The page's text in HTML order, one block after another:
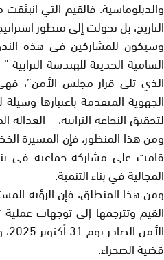
والدبلوماسية. فالقيم التي
التاريخ، بل تحولت إلى منظور
وسيكون للمشاركين في هذه
السامية الحديثة للهندسة
الذي تلى قرار مجلس الأمن”،
الجهوية المتقدمة باعتبارها وسيلة
لتحقيق النجاعة الترابية، –
ومن هذا المنظور، فإن المسيرة
قامت على مشاركة جماعية في
المجالية في بناء التنمية.
ومن هذا المنطلق، فإن الرؤية
القيم وتترجمها إلى توجهات
قضية الصحراء.